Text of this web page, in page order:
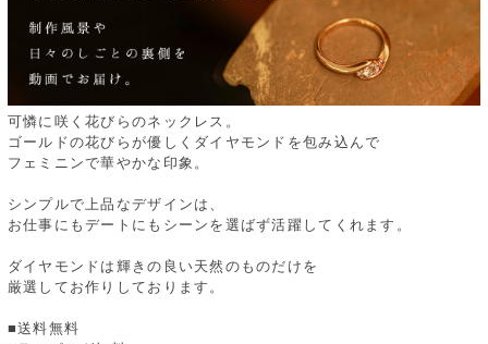
可憐に咲く花びらのネックレス。
ゴールドの花びらが優しくダイヤモンドを包み込んで
フェミニンで華やかな印象。
シンプルで上品なデザインは、
お仕事にもデートにもシーンを選ばず活躍してくれます。
ダイヤモンドは輝きの良い天然のものだけを
厳選してお作りしております。
■送料無料